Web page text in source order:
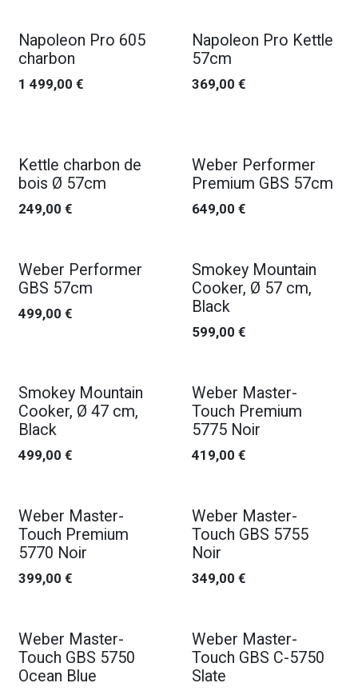
Napoleon Pro 605
charbon
1 499,00 €
Napoleon Pro Kettle
57cm
369,00 €
Kettle charbon de
bois Ø 57cm
249,00 €
Weber Performer
Premium GBS 57cm
649,00 €
Weber Performer
GBS 57cm
499,00 €
Smokey Mountain
Cooker, Ø 57 cm,
Black
599,00 €
Smokey Mountain
Cooker, Ø 47 cm,
Black
499,00 €
Weber Master-
Touch Premium
5775 Noir
419,00 €
Weber Master-
Touch Premium
5770 Noir
399,00 €
Weber Master-
Touch GBS 5755
Noir
349,00 €
Weber Master-
Touch GBS 5750
Ocean Blue
Weber Master-
Touch GBS C-5750
Slate